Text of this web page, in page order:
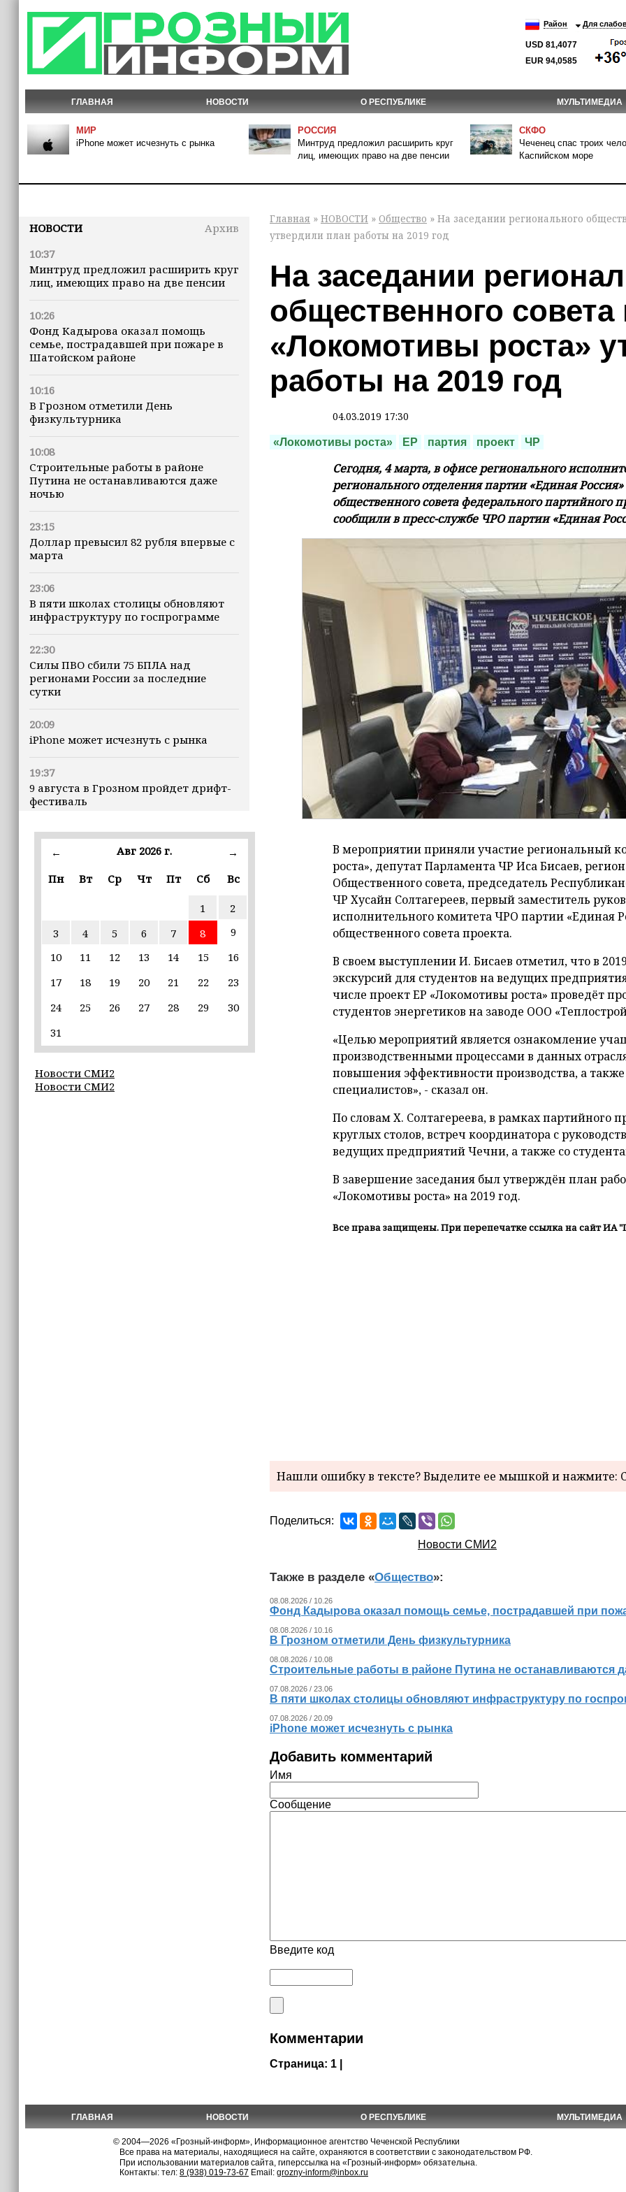
Район Для
USD 81,4077
EUR 94,0585
ГЛАВНАЯ НОВОСТИ О РЕСПУБЛИКЕ МУЛЬТИМЕДИА
МИР
iPhone может исчезнуть с рынка
РОССИЯ
Минтруд предложил расширить круг
лиц, имеющих право на две пенсии
СКФО
Чеченец спас троих
Каспийском море
НОВОСТИ
Архив
10:37
Минтруд предложил расширить круг
лиц, имеющих право на две пенсии
10:26
Фонд Кадырова оказал помощь
семье, пострадавшей при пожаре в
Шатойском районе
10:16
В Грозном отметили День
физкультурника
10:08
Строительные работы в районе
Путина не останавливаются даже
ночью
23:15
Доллар превысил 82 рубля впервые с
марта
23:06
В пяти школах столицы обновляют
инфраструктуру по госпрограмме
22:30
Силы ПВО сбили 75 БПЛА над
регионами России за последние
сутки
20:09
iPhone может исчезнуть с рынка
19:37
9 августа в Грозном пройдет дрифт-
фестиваль
17:30
Эксперт объяснил, почему не стоит
обходчиков в рамках проекта
«ИнформУИК»
Умар Даудов награжден Орденом
16:34
Росгвардейцы провели урок
детского лагеря «Майралла»
← Авг 2026 г.
→
Пн
Вт Ср Чт Пт Сб Вс
1
2
3
4 5 6 7 8
9
10
11 12 13 14 15
16
17
18 19 20 21 22
23
24
25 26 27 28 29
30
31
Новости СМИ2
Новости СМИ2
Главная » НОВОСТИ » Общество » На заседании регионального
утвердили план работы на 2019 год
На заседании
общественного совета
«Локомотивы роста»
работы на 2019 год
04.03.2019 17:30
«Локомотивы роста» ЕР партия проект ЧР
Сегодня, 4 марта, в офисе регионального
регионального отделения партии «Единая Россия»
общественного совета федерального партийного
сообщили в пресс-службе ЧРО партии «Единая
В мероприятии приняли участие региональный
роста», депутат Парламента ЧР Иса Бисаев,
Общественного совета, председатель
ЧР Хусайн Солтагереев, первый заместитель
исполнительного комитета ЧРО партии «Единая
общественного совета проекта.
В своем выступлении И. Бисаев отметил, что в
экскурсий для студентов на ведущих
числе проект ЕР «Локомотивы роста» проведёт
студентов энергетиков на заводе ООО
«Целью мероприятий является ознакомление
производственными процессами в данных
повышения эффективности производства, а
специалистов», - сказал он.
По словам Х. Солтагереева, в рамках партийного
круглых столов, встреч координатора с
ведущих предприятий Чечни, а также со
В завершение заседания был утверждён план
«Локомотивы роста» на 2019 год.
Все права защищены. При перепечатке ссылка на сайт ИА
Нашли ошибку в тексте? Выделите ее мышкой и нажмите:
Поделиться:
Новости СМИ2
Также в разделе «Общество»:
08.08.2026 / 10.26
Фонд Кадырова оказал помощь семье, пострадавшей при
08.08.2026 / 10.16
В Грозном отметили День физкультурника
08.08.2026 / 10.08
Строительные работы в районе Путина не останавливаются
07.08.2026 / 23.06
В пяти школах столицы обновляют инфраструктуру по
07.08.2026 / 20.09
iPhone может исчезнуть с рынка
Добавить комментарий
Имя
Сообщение
Введите код
Комментарии
Страница: 1 |
ГЛАВНАЯ НОВОСТИ О РЕСПУБЛИКЕ МУЛЬТИМЕДИА
© 2004—2026 «Грозный-информ», Информационное агентство Чеченской Республики
Все права на материалы, находящиеся на сайте, охраняются в соответствии с законодательством РФ.
При использовании материалов сайта, гиперссылка на «Грозный-информ» обязательна.
Контакты: тел: 8 (938) 019-73-67 Email: grozny-inform@inbox.ru